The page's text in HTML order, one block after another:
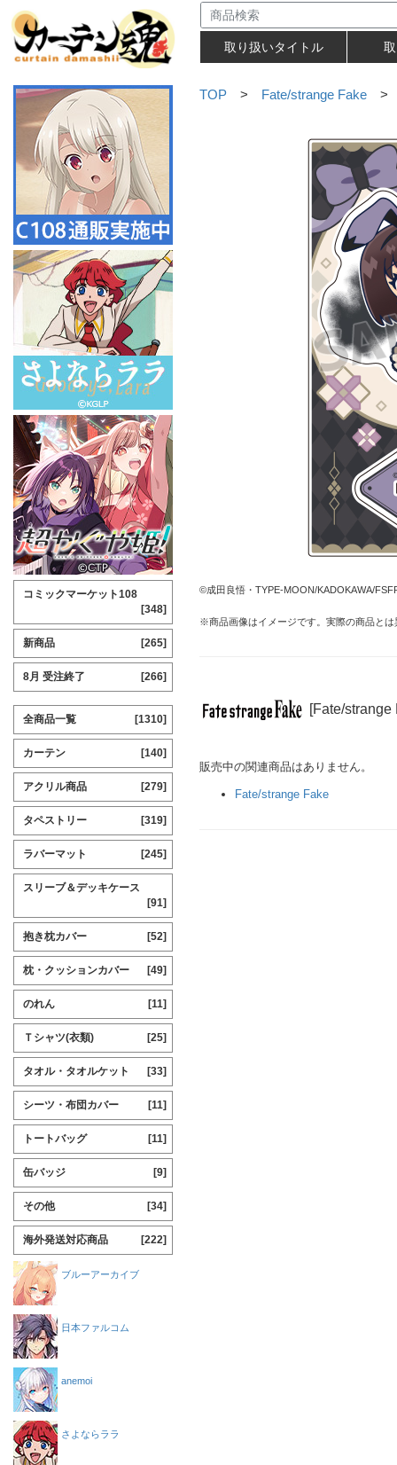
取り扱いタイトル
TOP > Fate/strange Fake >
©成田良悟・TYPE-MOON/KADOKAWA/
※商品画像はイメージです。実際の商品と
[Fate/strange
販売中の関連商品はありません。
Fate/strange Fake
コミックマーケット108
[348]
新商品 [265]
8月 受注終了 [266]
全商品一覧 [1310]
カーテン [140]
アクリル商品 [279]
タペストリー [319]
ラバーマット [245]
スリーブ＆デッキケース
[91]
抱き枕カバー [52]
枕・クッションカバー [49]
のれん [11]
Ｔシャツ(衣類) [25]
タオル・タオルケット [33]
シーツ・布団カバー [11]
トートバッグ [11]
缶バッジ [9]
その他 [34]
海外発送対応商品 [222]
ブルーアーカイブ
日本ファルコム
anemoi
さよならララ